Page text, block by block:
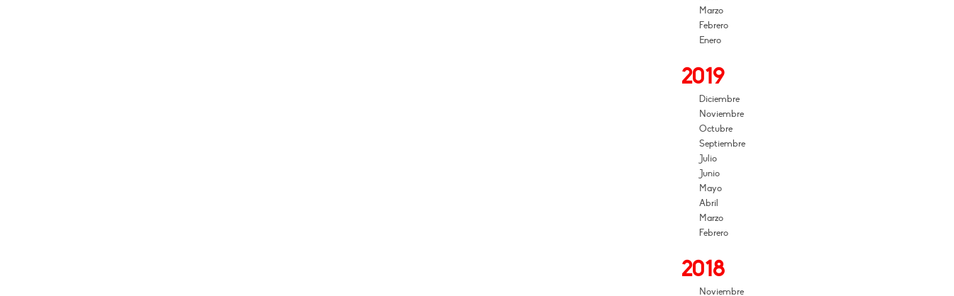
Marzo
Febrero
Enero
2019
Diciembre
Noviembre
Octubre
Septiembre
Julio
Junio
Mayo
Abril
Marzo
Febrero
2018
Noviembre